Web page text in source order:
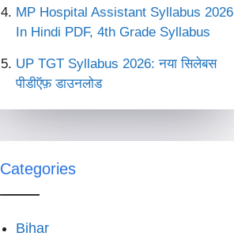
MP Hospital Assistant Syllabus 2026
In Hindi PDF, 4th Grade Syllabus
UP TGT Syllabus 2026: नया सिलेबस
पीडीऍफ़ डाउनलोड
Categories
Bihar